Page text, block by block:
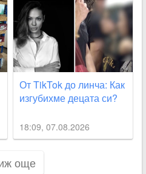
От TikTok до линча: Как
изгубихме децата си?
18:09, 07.08.2026
още